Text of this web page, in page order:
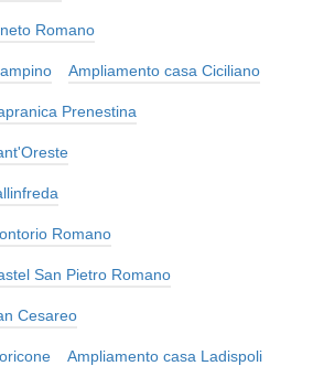
Romano
Ampliamento casa Ciciliano
Prenestina
Romano
San Pietro Romano
Cesareo
Ampliamento casa Ladispoli